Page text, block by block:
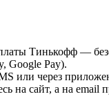
Тинькофф —
Google Pay).
или через
на сайт, а на email